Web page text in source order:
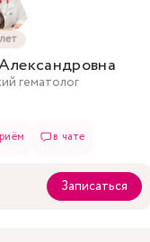
гематолог
в чате
Записаться